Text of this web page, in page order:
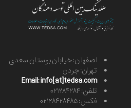
اصفهان: خیابان بوستان سعدی
تهران: جردن
Email: info[at]tedsa.com
تلفن: ۰۲۱۲۸۴۲۸۴
فکس: ۰۲۱۲۸۴۲۸۴۸۵